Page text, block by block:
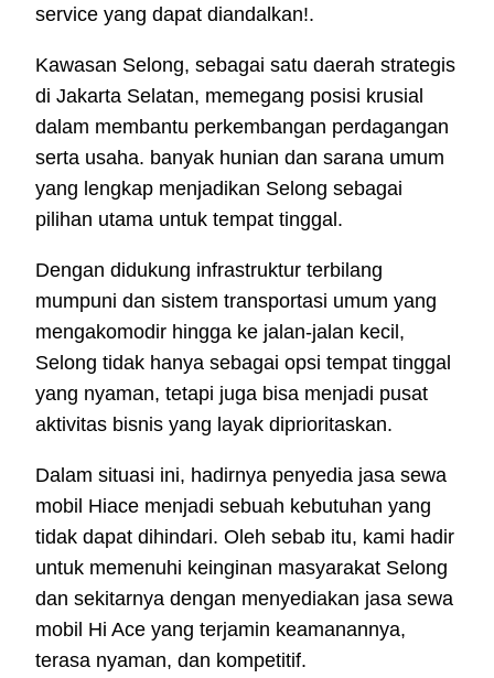
service yang dapat diandalkan!.
Kawasan Selong, sebagai satu daerah strategis
di Jakarta Selatan, memegang posisi krusial
dalam membantu perkembangan perdagangan
serta usaha. banyak hunian dan sarana umum
yang lengkap menjadikan Selong sebagai
pilihan utama untuk tempat tinggal.
Dengan didukung infrastruktur terbilang
mumpuni dan sistem transportasi umum yang
mengakomodir hingga ke jalan-jalan kecil,
Selong tidak hanya sebagai opsi tempat tinggal
yang nyaman, tetapi juga bisa menjadi pusat
aktivitas bisnis yang layak diprioritaskan.
Dalam situasi ini, hadirnya penyedia jasa sewa
mobil Hiace menjadi sebuah kebutuhan yang
tidak dapat dihindari. Oleh sebab itu, kami hadir
untuk memenuhi keinginan masyarakat Selong
dan sekitarnya dengan menyediakan jasa sewa
mobil Hi Ace yang terjamin keamanannya,
terasa nyaman, dan kompetitif.